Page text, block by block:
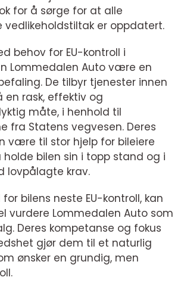
for å sørge for at alle
vedlikeholdstiltak er oppdatert.
behov for EU-kontroll i
Lommedalen Auto være en
De tilbyr tjenester innen
en rask, effektiv og
måte, i henhold til
fra Statens vegvesen. Deres
være til stor hjelp for bileiere
holde bilen sin i topp stand og i
lovpålagte krav.
bilens neste EU-kontroll, kan
vurdere Lommedalen Auto som
Deres kompetanse og fokus
gjør dem til et naturlig
ønsker en grundig, men